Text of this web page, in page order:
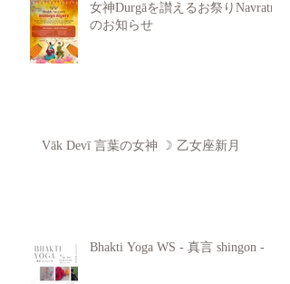
女神Durgāを讃えるお祭りNavratri
のお知らせ
Vāk Devī 言葉の女神 ☽ 乙女座新月
Bhakti Yoga WS - 真言 shingon -